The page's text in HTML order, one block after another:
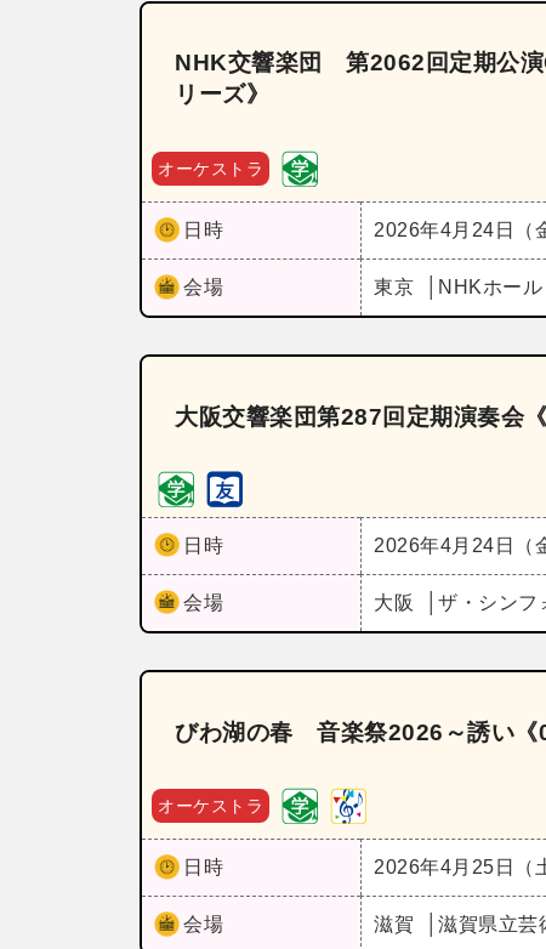
NHK交響楽団 第2062回定期公
リーズ》
オーケストラ
日時 2026年4月24日（
会場 東京 NHKホール
大阪交響楽団第287回定期演奏会
日時 2026年4月24日（
会場 大阪 ザ・シンフ
びわ湖の春 音楽祭2026～誘い《
オーケストラ
日時 2026年4月25日（
会場 滋賀 滋賀県立芸